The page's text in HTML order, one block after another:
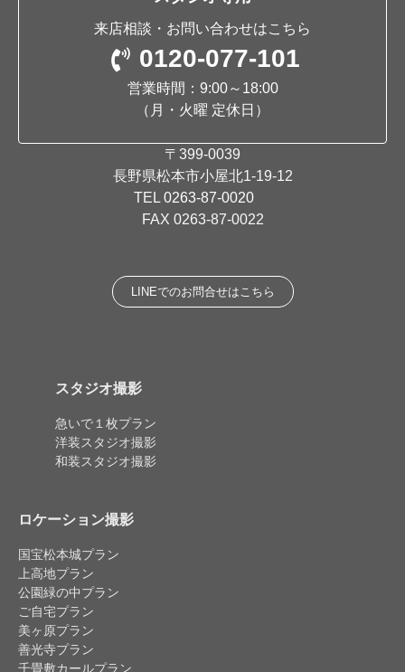
来店相談・お問い合わせはこちら
0120-077-101
営業時間：9:00～18:00
（月・火曜 定休日）
〒399-0039
長野県松本市小屋北1-19-12
TEL0263-87-0020
FAX 0263-87-0022
LINEでのお問合せはこちら
スタジオ撮影
急いで１枚プラン
洋装スタジオ撮影
和装スタジオ撮影
ロケーション撮影
国宝松本城プラン
上高地プラン
公園緑の中プラン
ご自宅プラン
美ヶ原プラン
善光寺プラン
千畳敷カールプラン